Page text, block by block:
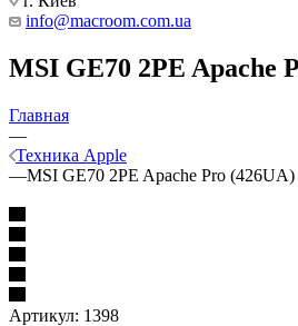
info@macroom.com.ua
MSI GE70 2PE Apache
Главная
—
Техника Apple
—MSI GE70 2PE Apache Pro (426UA)
Артикул: 1398